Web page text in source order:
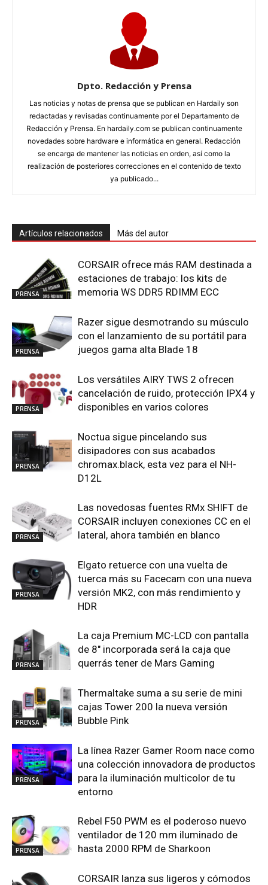
Dpto. Redacción y Prensa
Las noticias y notas de prensa que se publican en Hardaily son
redactadas y revisadas continuamente por el Departamento de
Redacción y Prensa. En hardaily.com se publican continuamente
novedades sobre hardware e informática en general. Redacción
se encarga de mantener las noticias en orden, así como la
realización de posteriores correcciones en el contenido de texto
ya publicado...
Artículos relacionados Más del autor
PRENSA
CORSAIR ofrece más RAM destinada a
estaciones de trabajo: los kits de
memoria WS DDR5 RDIMM ECC
PRENSA
Razer sigue desmotrando su músculo
con el lanzamiento de su portátil para
juegos gama alta Blade 18
PRENSA
Los versátiles AIRY TWS 2 ofrecen
cancelación de ruido, protección IPX4 y
disponibles en varios colores
PRENSA
Noctua sigue pincelando sus
disipadores con sus acabados
chromax.black, esta vez para el NH-
D12L
PRENSA
Las novedosas fuentes RMx SHIFT de
CORSAIR incluyen conexiones CC en el
lateral, ahora también en blanco
PRENSA
Elgato retuerce con una vuelta de
tuerca más su Facecam con una nueva
versión MK2, con más rendimiento y
HDR
PRENSA
La caja Premium MC-LCD con pantalla
de 8″ incorporada será la caja que
querrás tener de Mars Gaming
PRENSA
Thermaltake suma a su serie de mini
cajas Tower 200 la nueva versión
Bubble Pink
PRENSA
La línea Razer Gamer Room nace como
una colección innovadora de productos
para la iluminación multicolor de tu
entorno
PRENSA
Rebel F50 PWM es el poderoso nuevo
ventilador de 120 mm iluminado de
hasta 2000 RPM de Sharkoon
CORSAIR lanza sus ligeros y cómodos